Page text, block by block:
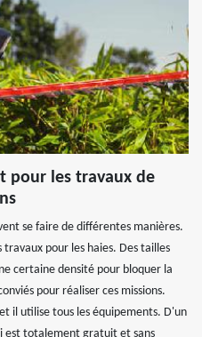
pour les travaux de
se faire de différentes manières.
pour les haies. Des tailles
certaine densité pour bloquer la
pour réaliser ces missions.
il utilise tous les équipements. D'un
est totalement gratuit et sans